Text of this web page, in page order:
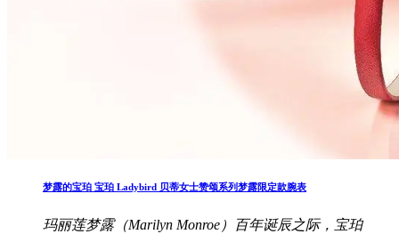
梦露的宝珀 宝珀 Ladybird 贝蒂女士赞颂系列梦露限定款腕表
玛丽莲梦露（Marilyn Monroe）百年诞辰之际，宝珀